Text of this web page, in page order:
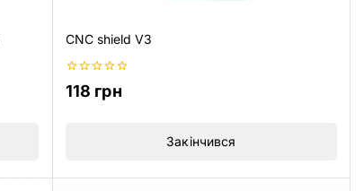
CNC shield V3
0
из
118 грн
Закінчився